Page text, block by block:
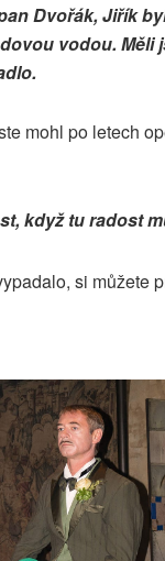
Dvořák, Jiřík
vodou. Měli
mohl po letech
když tu radost
si můžete